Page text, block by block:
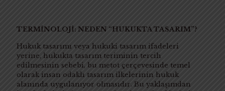
TERMİNOLOJİ: NEDEN “HUKUKTA TASARIM”?
Hukuk tasarımı veya hukuki tasarım ifadeleri
yerine, hukukta tasarım teriminin tercih
edilmesinin sebebi, bu metot çerçevesinde temel
olarak insan odaklı tasarım ilkelerinin hukuk
alanında uygulanıyor olmasıdır. Bu yaklaşımdan